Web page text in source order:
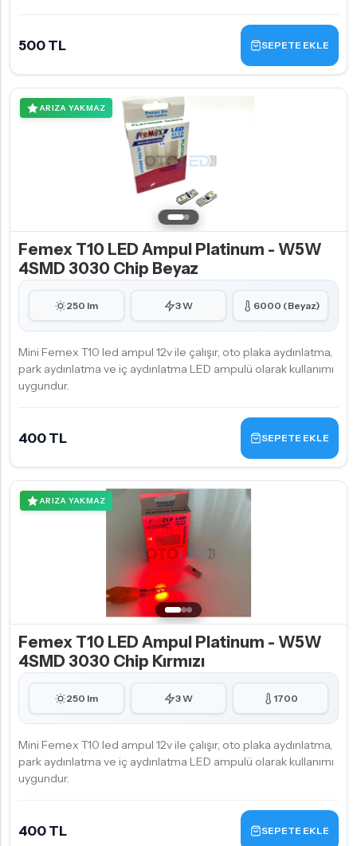
500 TL SEPETE EKLE
ARIZA YAKMAZ
Femex T10 LED Ampul Platinum - W5W
4SMD 3030 Chip Beyaz
250 lm 3 W 6000 (Beyaz)
Mini Femex T10 led ampul 12v ile çalışır, oto plaka aydınlatma,
park aydınlatma ve iç aydınlatma LED ampulü olarak kullanımı
uygundur.
400 TL SEPETE EKLE
ARIZA YAKMAZ
Femex T10 LED Ampul Platinum - W5W
4SMD 3030 Chip Kırmızı
250 lm 3 W 1700
Mini Femex T10 led ampul 12v ile çalışır, oto plaka aydınlatma,
park aydınlatma ve iç aydınlatma LED ampulü olarak kullanımı
uygundur.
400 TL SEPETE EKLE